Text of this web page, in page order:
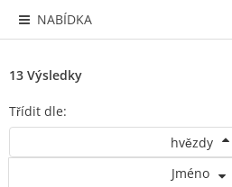
NABÍDKA
13 Výsledky
Třídit dle:
hvězdy
Jméno